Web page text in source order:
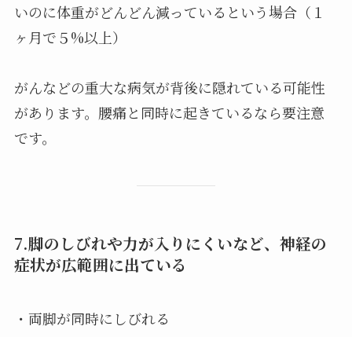
いのに体重がどんどん減っているという場合（１
ヶ月で５%以上）
がんなどの重大な病気が背後に隠れている可能性
があります。腰痛と同時に起きているなら要注意
です。
7.脚のしびれや力が入りにくいなど、神経の
症状が広範囲に出ている
・両脚が同時にしびれる